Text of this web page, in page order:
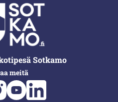
Sotkamo
meitä